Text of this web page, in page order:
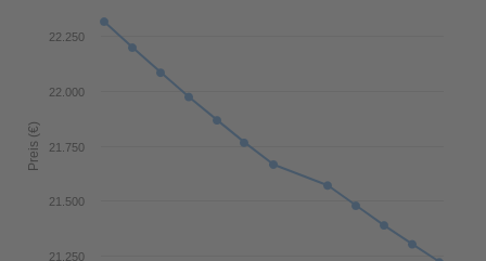
Preis (€)
21.250
21.500
21.750
22.000
22.250